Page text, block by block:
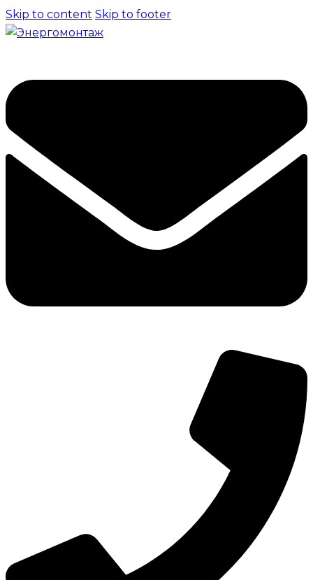
Skip to content Skip to footer